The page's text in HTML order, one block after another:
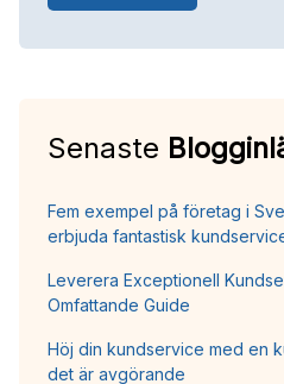
Senaste
Fem exempel på företag i
erbjuda fantastisk
Leverera Exceptionell
Omfattande Guide
Höj din kundservice med en
det är avgörande